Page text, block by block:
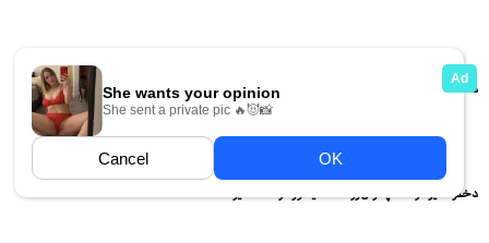
دختر حشری با هویچ پوست کنده خودارضایی میکنه
دختره کیر دوست پسرش رو تا ته میخوره و ساک میزنه...